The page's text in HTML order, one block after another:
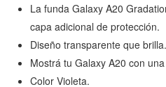
La funda Galaxy A20
capa adicional de protección.
Diseño transparente que brilla.
Mostrá tu Galaxy A20 con
Color Violeta.